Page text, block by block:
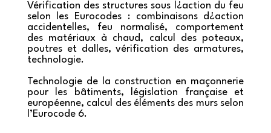
Vérification des structures sous l¿action du feu
selon les Eurocodes : combinaisons d¿action
accidentelles, feu normalisé, comportement
des matériaux à chaud, calcul des poteaux,
poutres et dalles, vérification des armatures,
technologie.
Technologie de la construction en maçonnerie
pour les bâtiments, législation française et
européenne, calcul des éléments des murs selon
l’Eurocode 6.